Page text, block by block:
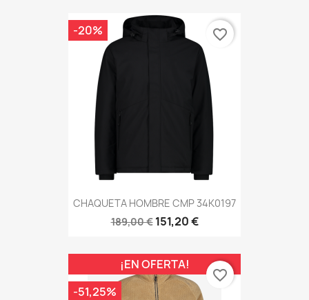
CHAQUETA HOMBRE CMP 34K0197
189,00 € 151,20 €
-20% favorite_border
¡EN OFERTA!
-51,25%
favorite_border